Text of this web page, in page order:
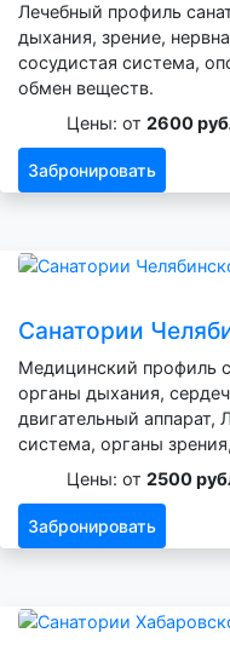
Лечебный профиль
дыхания, зрение,
сосудистая система,
обмен веществ.
Цены: от 2600
Забронировать
Санатории
Медицинский профиль
органы дыхания,
двигательный аппарат,
система, органы
Цены: от 2500
Забронировать